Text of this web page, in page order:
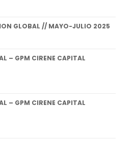
GLOBAL // MAYO-JULIO 2025
– GPM CIRENE CAPITAL
– GPM CIRENE CAPITAL